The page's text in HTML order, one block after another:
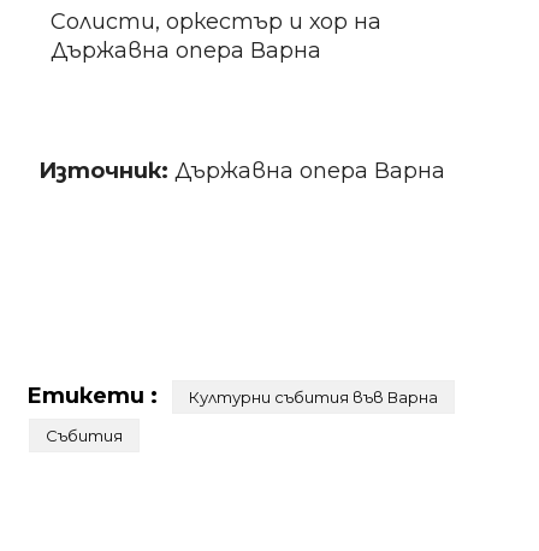
Солисти, оркестър и хор на
Държавна опера Варна
Източник: Държавна опера Варна
Етикети :
Културни събития във Варна
Събития